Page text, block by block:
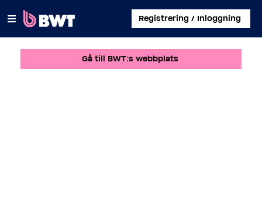
Registrering / Inloggning
×
Gå till BWT:s webbplats